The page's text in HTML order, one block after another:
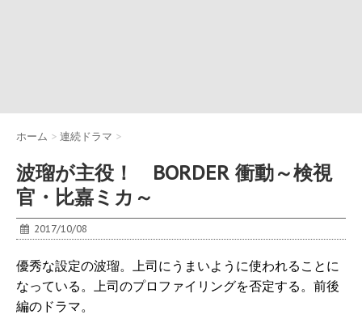
ホーム > 連続ドラマ >
波瑠が主役！ BORDER 衝動～検視
官・比嘉ミカ～
2017/10/08
優秀な設定の波瑠。上司にうまいように使われることに
なっている。上司のプロファイリングを否定する。前後
編のドラマ。